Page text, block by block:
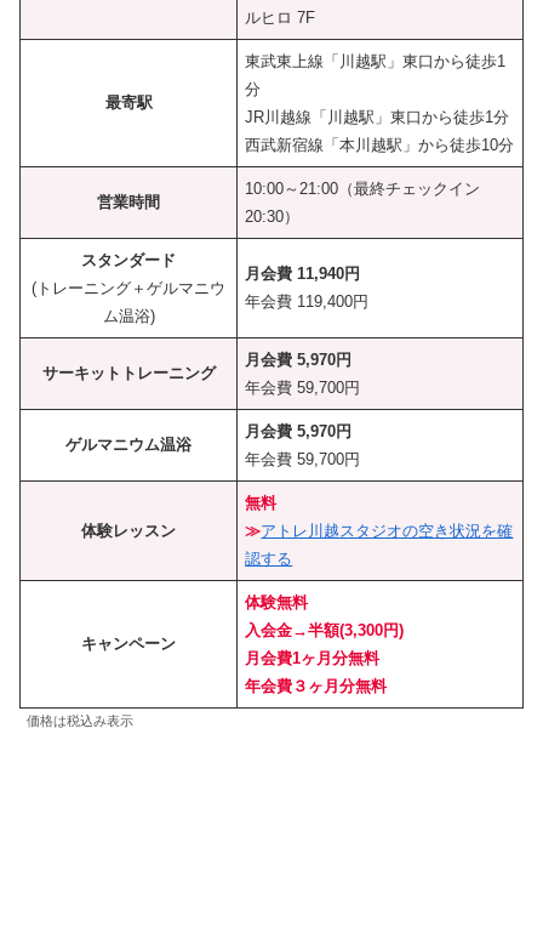
ルヒロ 7F
最寄駅
東武東上線「川越駅」東口から徒歩1
分
JR川越線「川越駅」東口から徒歩1分
西武新宿線「本川越駅」から徒歩10分
営業時間
10:00～21:00（最終チェックイン
20:30）
スタンダード
(トレーニング＋ゲルマニウ
ム温浴)
月会費 11,940円
年会費 119,400円
サーキットトレーニング
月会費 5,970円
年会費 59,700円
ゲルマニウム温浴
月会費 5,970円
年会費 59,700円
体験レッスン
無料
≫アトレ川越スタジオの空き状況を確
認する
キャンペーン
体験無料
入会金→半額(3,300円)
月会費1ヶ月分無料
年会費３ヶ月分無料
価格は税込み表示